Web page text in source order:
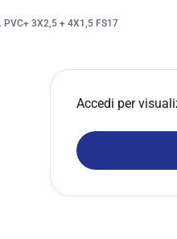
PVC+ 3X2,5 + 4X1,5 FS17
Accedi per